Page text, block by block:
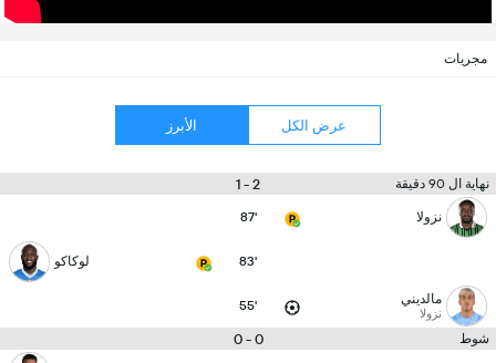
مجريات
عرض الكل الأبرز
نهاية ال 90 دقيقة 2 - 1
نزولا 87'
83' لوكاكو
مالديني
نزولا 55'
شوط 0 - 0